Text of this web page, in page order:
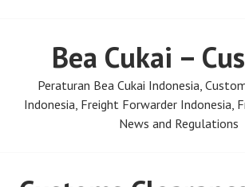
Bea Cukai –
Peraturan Bea Cukai Indonesia,
Indonesia, Freight Forwarder Indonesia,
News and Regulations